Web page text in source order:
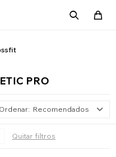
PRO
Recomendados
Quitar filtros